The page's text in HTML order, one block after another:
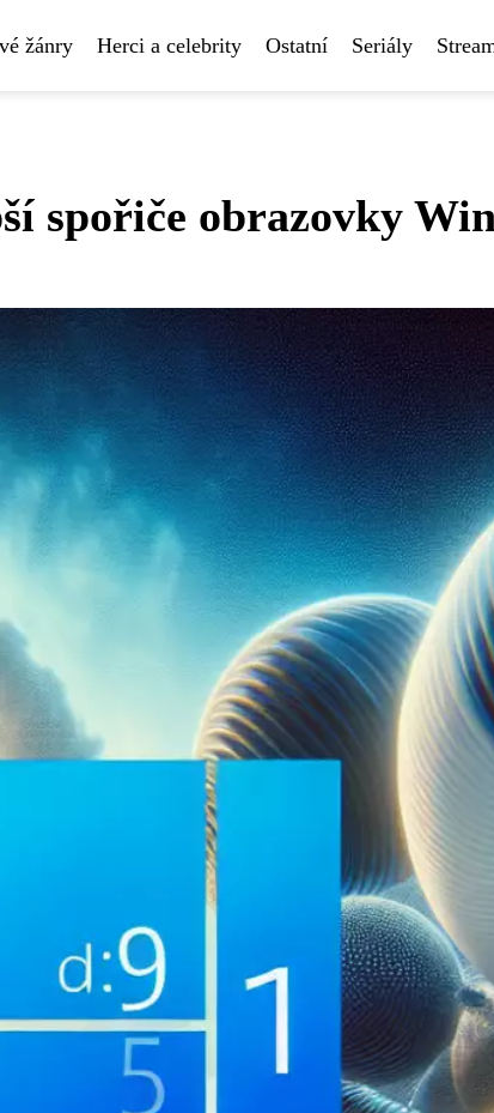
žánry Herci a celebrity Ostatní Seriály
spořiče obrazovky